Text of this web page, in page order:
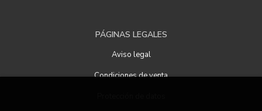
PÁGINAS LEGALES
Aviso legal
Condiciones de venta